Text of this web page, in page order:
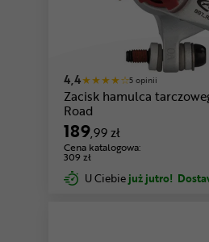
4,4 5 opinii
Zacisk hamulca
Road
189,99 zł
Cena katalogowa:
309 zł
U Ciebie już jutro!